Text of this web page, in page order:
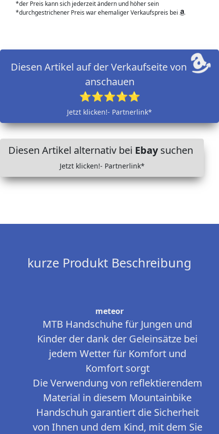
*der Preis kann sich jederzeit ändern und höher sein
*durchgestrichener Preis war ehemaliger Verkaufspreis bei
Diesen Artikel auf der Verkaufseite von
anschauen
⭐⭐⭐⭐⭐
Jetzt klicken!- Partnerlink*
Diesen Artikel alternativ bei Ebaysuchen
Jetzt klicken!- Partnerlink*
kurze Produkt Beschreibung
meteor
MTB Handschuhe für Jungen und
Kinder der dank der Geleinsätze bei
jedem Wetter für Komfort und
Komfort sorgt
Die Verwendung von reflektierendem
Material in diesem Mountainbike
Handschuh garantiert die Sicherheit
von Ihnen und dem Kind, mit dem Sie